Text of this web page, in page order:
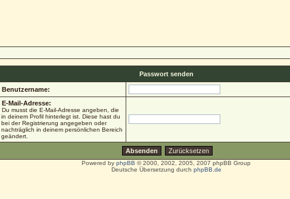
Passwort senden
Benutzername:
E-Mail-Adresse:
Du musst die E-Mail-Adresse angeben, die
in deinem Profil hinterlegt ist. Diese hast du
bei der Registrierung angegeben oder
nachträglich in deinem persönlichen Bereich
geändert.
Powered by phpBB © 2000, 2002, 2005, 2007 phpBB Group
Deutsche Übersetzung durch phpBB.de